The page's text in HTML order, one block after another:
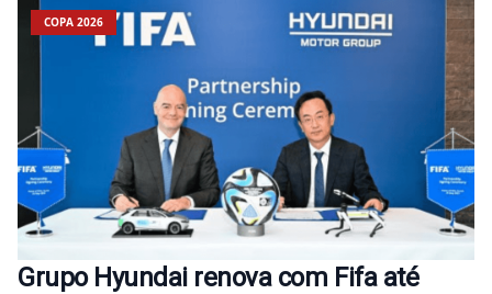
COPA 2026
Grupo Hyundai renova com Fifa até